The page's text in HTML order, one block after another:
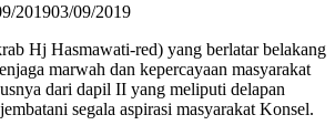
201903/09/2019by
Hj Hasmawati-red) yang berlatar belakang
marwah dan kepercayaan masyarakat
dari dapil II yang meliputi delapan
segala aspirasi masyarakat Konsel.